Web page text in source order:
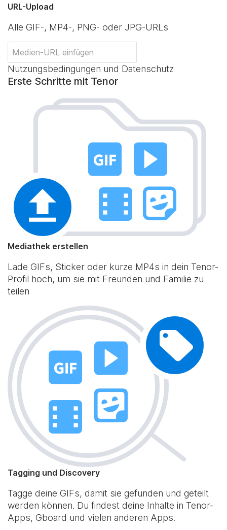
URL-Upload
Alle GIF-, MP4-, PNG- oder JPG-URLs
Nutzungsbedingungen und Datenschutz
Erste Schritte mit Tenor
Mediathek erstellen
Lade GIFs, Sticker oder kurze MP4s in dein Tenor-
Profil hoch, um sie mit Freunden und Familie zu
teilen
Tagging und Discovery
Tagge deine GIFs, damit sie gefunden und geteilt
werden können. Du findest deine Inhalte in Tenor-
Apps, Gboard und vielen anderen Apps.